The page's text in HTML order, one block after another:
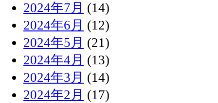
2024年7月 (14)
2024年6月 (12)
2024年5月 (21)
2024年4月 (13)
2024年3月 (14)
2024年2月 (17)